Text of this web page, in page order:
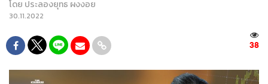
โดย ประลองยุทธ ผงงอย
30.11.2022
38